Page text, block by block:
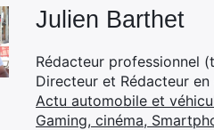
Julien Barthet
Rédacteur professionnel
Directeur et Rédacteur
Actu automobile et
Gaming, cinéma,